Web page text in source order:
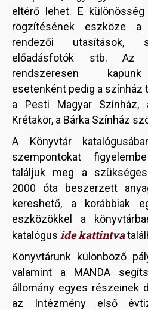
eltérő lehet. E
rögzítésének eszköze a
rendezői utasítások,
előadásfotók stb. Az
rendszeresen kapunk
esetenként pedig a színház
a Pesti Magyar
Krétakör, a Bárka Színház
A Könyvtár
szempontokat
találjuk meg a
2000 óta beszerzett
kereshető, a korábbiak
eszközökkel a
katalógus ide kattintva
Könyvtárunk különböző
valamint a MANDA
állomány egyes részeinek
az Intézmény első